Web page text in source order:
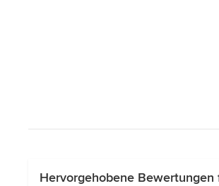
Hervorgehobene